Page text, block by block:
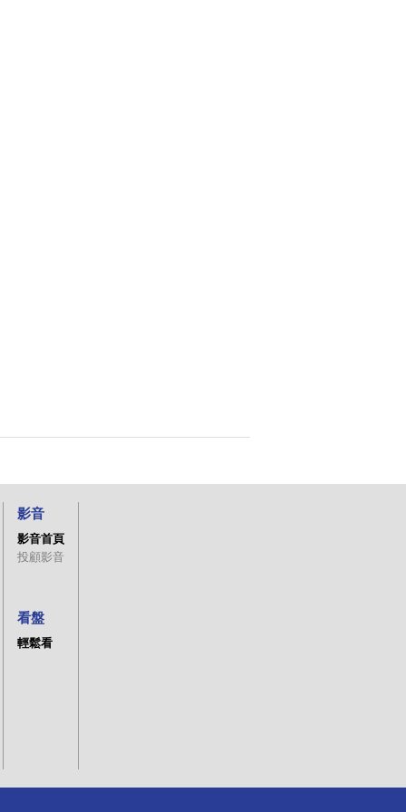
影音
影音首頁
投顧影音
看盤
輕鬆看